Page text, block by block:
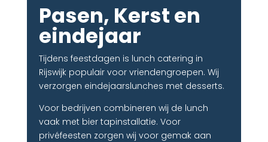
Pasen, Kerst en
eindejaar
Tijdens feestdagen is lunch catering in
Rijswijk populair voor vriendengroepen. Wij
verzorgen eindejaarslunches met desserts.
Voor bedrijven combineren wij de lunch
vaak met bier tapinstallatie. Voor
privéfeesten zorgen wij voor gemak aan